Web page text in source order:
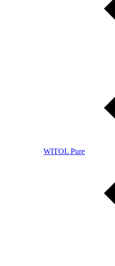
WITOL Pure